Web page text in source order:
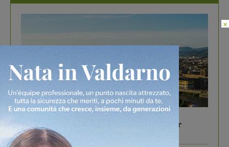
In vetrina 6 Agosto 2026
Gita di famiglia a Firenze: 5 idee per far
divertire i tuoi figli
×